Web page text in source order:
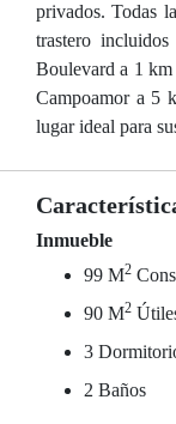
privados. Todas
trastero
Boulevard a 1
Campoamor a 5
lugar ideal para
Inmueble
99 M2
90 M2
3
2 Baños